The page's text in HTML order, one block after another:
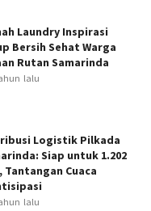
Laundry Inspirasi
Bersih Sehat Warga
Rutan Samarinda
lalu
Logistik Pilkada
Siap untuk 1.202
Tantangan Cuaca
lalu